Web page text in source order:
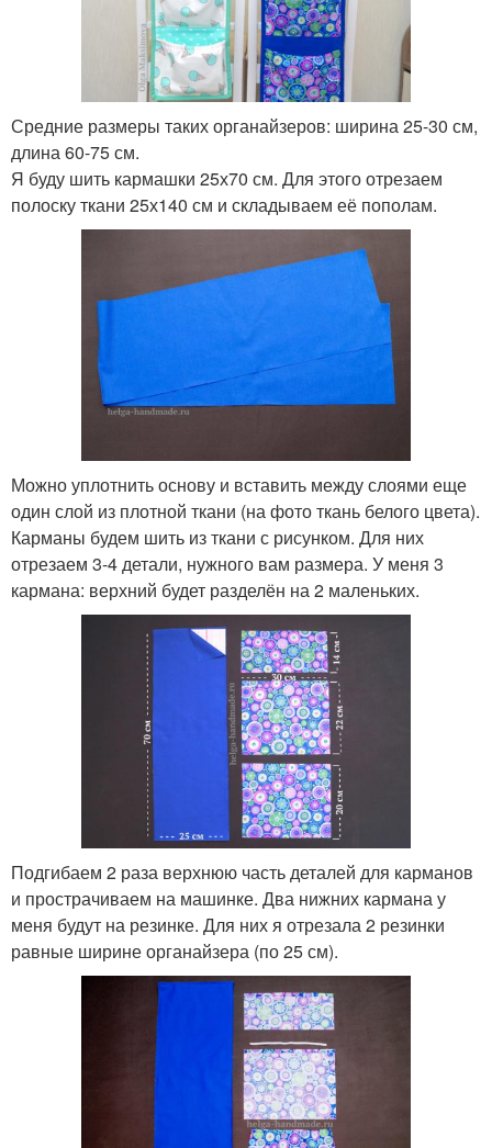
Средние размеры таких органайзеров: ширина 25-30 см,
длина 60-75 см.
Я буду шить кармашки 25х70 см. Для этого отрезаем
полоску ткани 25х140 см и складываем её пополам.
Можно уплотнить основу и вставить между слоями еще
один слой из плотной ткани (на фото ткань белого цвета).
Карманы будем шить из ткани с рисунком. Для них
отрезаем 3-4 детали, нужного вам размера. У меня 3
кармана: верхний будет разделён на 2 маленьких.
Подгибаем 2 раза верхнюю часть деталей для карманов
и прострачиваем на машинке. Два нижних кармана у
меня будут на резинке. Для них я отрезала 2 резинки
равные ширине органайзера (по 25 см).